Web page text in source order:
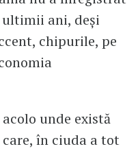
ani, deși
chipurile, pe
unde există
în ciuda a tot